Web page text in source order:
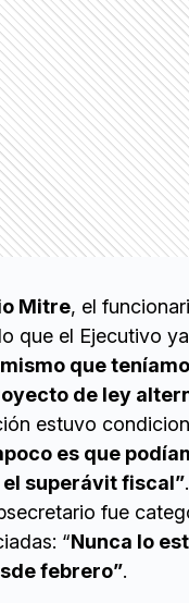
Mitre, el
que el Ejecutivo
que
de ley
estuvo
es que
superávit fiscal”.
fue
“Nunca lo
febrero”.